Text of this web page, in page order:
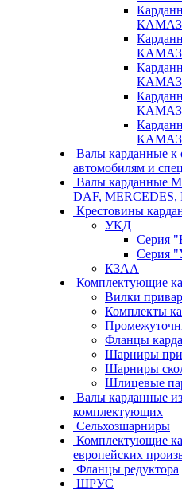
КАМАЗ
КАМАЗ
КАМАЗ
КАМАЗ
КАМАЗ
Валы карданные к
автомобилям и
Валы карданные
DAF,
Крестовины
УКД
Серия
Серия
КЗАА
Комплектующие
Вилки
Комплекты
Фланцы
Шарниры
Шарниры
Шлицевые
Валы карданные
комплектующих
Сельхозшарниры
Комплектующие
европейских
Фланцы редуктора
ШРУС